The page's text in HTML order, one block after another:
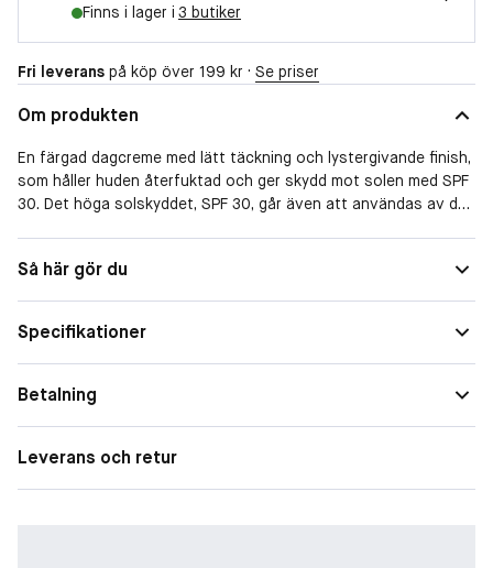
Finns i lager i 3 butiker
Fri leverans på köp över 199 kr · Se priser
Om produkten
En färgad dagcreme med lätt täckning och lystergivande finish,
som håller huden återfuktad och ger skydd mot solen med SPF
30. Det höga solskyddet, SPF 30, går även att användas av de
hudtonen för ett naturligt resultat och en’’no-makeup makeup’’
look. Formulerad med hud-älskande ingredienser, som
Finns i 6 nyanser, från ljus till mörk.
27 ml / 0.91 fl oz
Så här gör du
Specifikationer
Betalning
Leverans och retur